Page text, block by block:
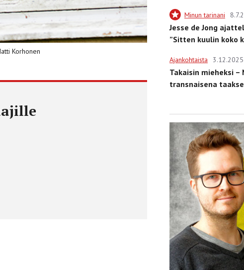
Korhonen
Minun tarinani
Jesse de Jong
”Sitten kuulin koko
Ajankohtaista 3.12.2025
Takaisin mieheksi
transnaisena